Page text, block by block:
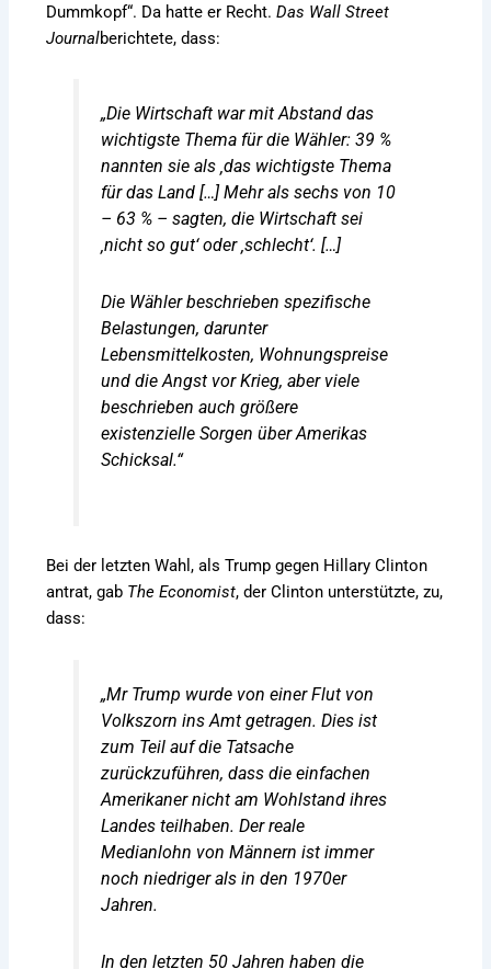
Dummkopf“. Da hatte er Recht.Das Wall Street
Journalberichtete, dass:
„Die Wirtschaft war mit Abstand das
wichtigste Thema für die Wähler: 39 %
nannten sie als ‚das wichtigste Thema
für das Land […] Mehr als sechs von 10
– 63 % – sagten, die Wirtschaft sei
‚nicht so gut‘ oder ‚schlecht‘. […]
Die Wähler beschrieben spezifische
Belastungen, darunter
Lebensmittelkosten, Wohnungspreise
und die Angst vor Krieg, aber viele
beschrieben auch größere
existenzielle Sorgen über Amerikas
Schicksal.“
Bei der letzten Wahl, als Trump gegen Hillary Clinton
antrat, gab The Economist, der Clinton unterstützte, zu,
dass:
„Mr Trump wurde von einer Flut von
Volkszorn ins Amt getragen. Dies ist
zum Teil auf die Tatsache
zurückzuführen, dass die einfachen
Amerikaner nicht am Wohlstand ihres
Landes teilhaben. Der reale
Medianlohn von Männern ist immer
noch niedriger als in den 1970er
Jahren.
In den letzten 50 Jahren haben die